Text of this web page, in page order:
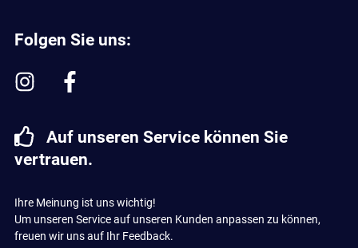
Folgen Sie uns:
Auf unseren Service können Sie
vertrauen.
Ihre Meinung ist uns wichtig!
Um unseren Service auf unseren Kunden anpassen zu können,
freuen wir uns auf Ihr Feedback.